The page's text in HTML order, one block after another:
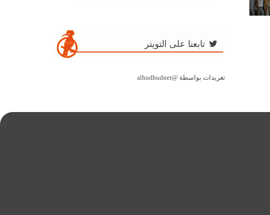
تابعنا على التويتر
تغريدات بواسطة @alhudhudnet